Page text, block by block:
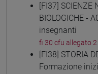
[FI37] SCIENZE
BIOLOGICHE -
insegnanti
fi 30 cfu allegato 2
[FI38] STORIA
Formazione